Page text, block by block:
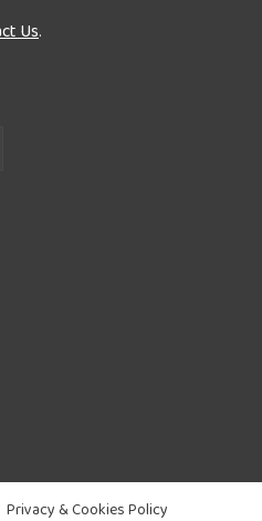
Us.
Privacy & Cookies Policy